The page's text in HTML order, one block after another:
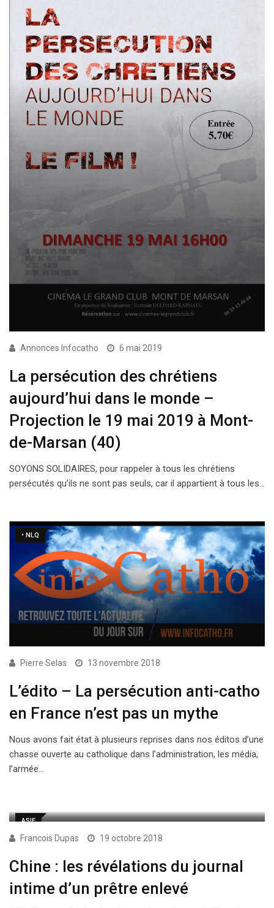
Annonces Infocatho 6 mai 2019
La persécution des chrétiens
aujourd’hui dans le monde –
Projection le 19 mai 2019 à Mont-
de-Marsan (40)
SOYONS SOLIDAIRES, pour rappeler à tous les chrétiens
persécutés qu’ils ne sont pas seuls, car il appartient à tous les…
• NLQ
Pierre Selas 13 novembre 2018
L’édito – La persécution anti-catho
en France n’est pas un mythe
Nous avons fait état à plusieurs reprises dans nos éditos d’une
chasse ouverte au catholique dans l’administration, les média,
l’armée…
ASIE
Francois Dupas 19 octobre 2018
Chine : les révélations du journal
intime d’un prêtre enlevé